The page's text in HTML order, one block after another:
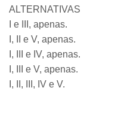
ALTERNATIVAS
I e III, apenas.
I, II e V, apenas.
I, III e IV, apenas.
I, III e V, apenas.
I, II, III, IV e V.